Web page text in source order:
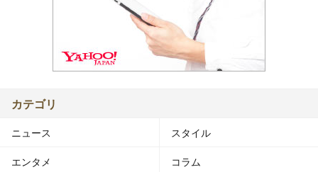
カテゴリ
ニュース スタイル
エンタメ コラム